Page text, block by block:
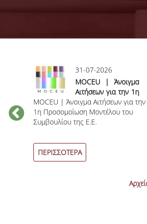
31-07-2026
MOCEU | Άνοιγμα
Αιτήσεων για την 1η
Προσομοίωση
Μοντέλου του
Συμβουλίου της Ε.Ε.
MOCEU | Άνοιγμα Αιτήσεων για την
1η Προσομοίωση Μοντέλου του
Συμβουλίου της Ε.Ε.
ΠΕΡΙΣΣΟΤΕΡΑ